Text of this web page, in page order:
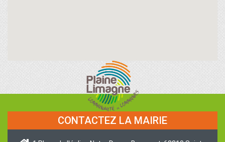
CONTACTEZ LA MAIRIE